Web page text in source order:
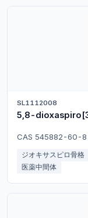
SL1112008
5,8-
CAS 545882-60-8
ジオキサスピロ骨格
医薬中間体